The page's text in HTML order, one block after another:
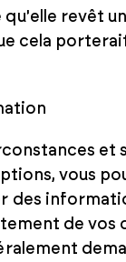
revêt
cela
et
vous
des
de vos